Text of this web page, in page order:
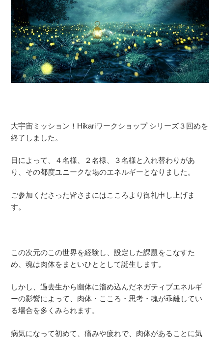
大宇宙ミッション！Hikariワークショップ シリーズ３回めを
終了しました。
日によって、４名様、２名様、３名様と入れ替わりがあ
り、その都度ユニークな場のエネルギーとなりました。
ご参加くださった皆さまにはこころより御礼申し上げま
す。
この次元のこの世界を経験し、設定した課題をこなすた
め、魂は肉体をまといひととして誕生します。
しかし、過去生から幽体に溜め込んだネガティブエネルギ
ーの影響によって、肉体・こころ・思考・魂が乖離してい
る場合を多くみられます。
病気になって初めて、痛みや疲れで、肉体があることに気